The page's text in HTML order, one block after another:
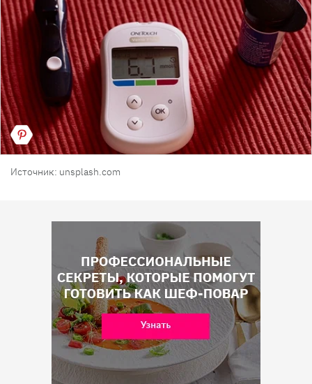
Источник: unsplash.com